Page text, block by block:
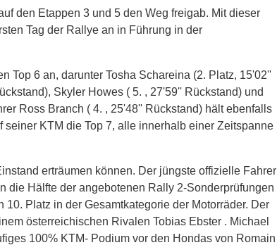
den Etappen 3 und 5 den Weg freigab. Mit dieser
Tag der Rallye an in Führung in der
Top 6 an, darunter Tosha Schareina (2. Platz, 15'02''
Skyler Howes ( 5. , 27'59'' Rückstand) und
Ross Branch ( 4. , 25'48'' Rückstand) hält ebenfalls
KTM die Top 7, alle innerhalb einer Zeitspanne
erträumen können. Der jüngste offizielle Fahrer
die Hälfte der angebotenen Rally 2-Sonderprüfungen
Platz in der Gesamtkategorie der Motorräder. Der
österreichischen Rivalen Tobias Ebster . Michael
100% KTM- Podium vor den Hondas von Romain